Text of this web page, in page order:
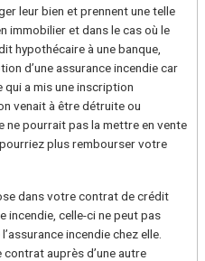
leur bien et prennent une telle
immobilier et dans le cas où le
hypothécaire à une banque,
d’une assurance incendie car
qui a mis une inscription
venait à être détruite ou
ne pourrait pas la mettre en vente
plus rembourser votre
dans votre contrat de crédit
incendie, celle-ci ne peut pas
incendie chez elle.
auprès d’une autre